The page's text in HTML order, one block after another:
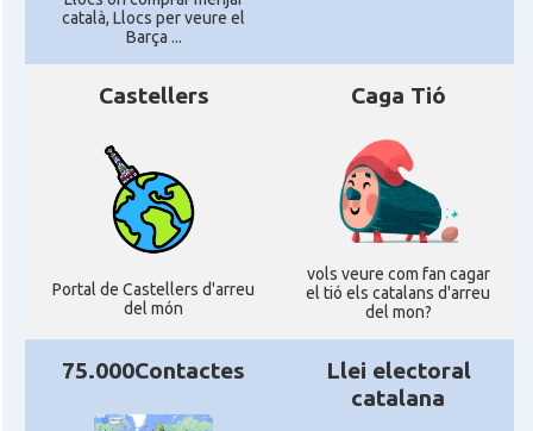
català, Llocs per veure el
Barça ...
Castellers
Portal de Castellers d'arreu
del món
Caga Tió
vols veure com fan cagar
el tió els catalans d'arreu
del mon?
75.000Contactes
Llei electoral
catalana